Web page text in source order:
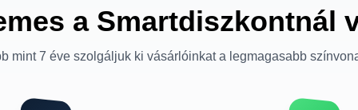
a Smartdiszkontnál
mint 7 éve szolgáljuk ki vásárlóinkat a legmagasabb